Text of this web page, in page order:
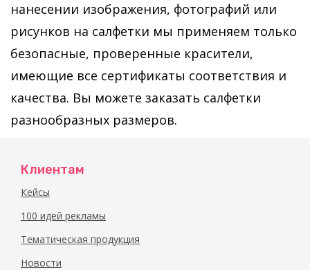
нанесении изображения, фотографий или
рисунков на салфетки мы применяем только
безопасные, проверенные красители,
имеющие все сертификаты соответствия и
качества. Вы можете заказать салфетки
разнообразных размеров.
Клиентам
Кейсы
100 идей рекламы
Тематическая продукция
Новости